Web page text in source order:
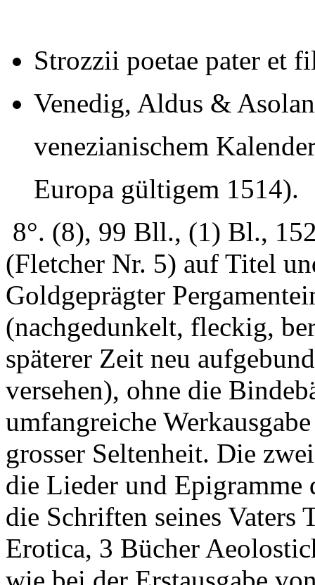
Strozzii poetae pater et
Venedig, Aldus &
venezianischem
Europa gültigem 1514).
8°. (8), 99 Bll., (1) Bl.,
(Fletcher Nr. 5) auf Titel
Goldgeprägter
(nachgedunkelt, fleckig,
späterer Zeit neu
versehen), ohne die
umfangreiche
grosser Seltenheit. Die
die Lieder und Epigramme
die Schriften seines Vaters
Erotica, 3 Bücher